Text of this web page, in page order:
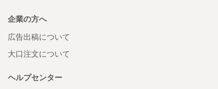
企業の方へ
広告出稿について
大口注文について
ヘルプセンター